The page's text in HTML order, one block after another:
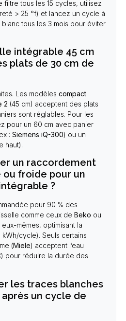
filtre tous les 15 cycles, utilisez
> 25 °f) et lancez un cycle à
tous les 3 mois pour éviter
intégrable 45 cm
plats de 30 cm de
Les modèles compact
2 (45 cm) acceptent des plats
sont réglables. Pour les
pour un 60 cm avec panier
: Siemens iQ-300) ou un
haut).
un raccordement
ou froide pour un
?
pour 90 % des
comme ceux de Beko ou
eux-mêmes, optimisant la
kWh/cycle). Seuls certains
(Miele) acceptent l’eau
pour réduire la durée des
les traces blanches
un cycle de